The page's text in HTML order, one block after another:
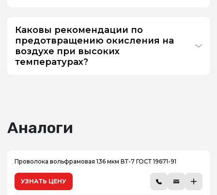
Каковы рекомендации по
предотвращению окисления на
воздухе при высоких
температурах?
Аналоги
Проволока вольфрамовая 136 мкм ВТ-7 ГОСТ 19671-91
УЗНАТЬ ЦЕНУ